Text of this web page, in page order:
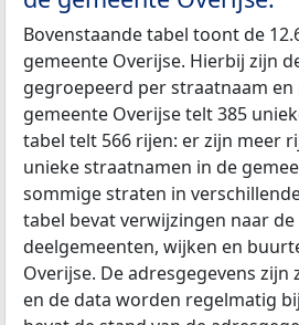
Bovenstaande tabel toont de
gemeente Overijse. Hierbij zijn
gegroepeerd per straatnaam
gemeente Overijse telt 385
tabel telt 566 rijen: er zijn meer
unieke straatnamen in de
sommige straten in
tabel bevat verwijzingen naar
deelgemeenten, wijken en
Overijse. De adresgegevens
en de data worden regelmatig